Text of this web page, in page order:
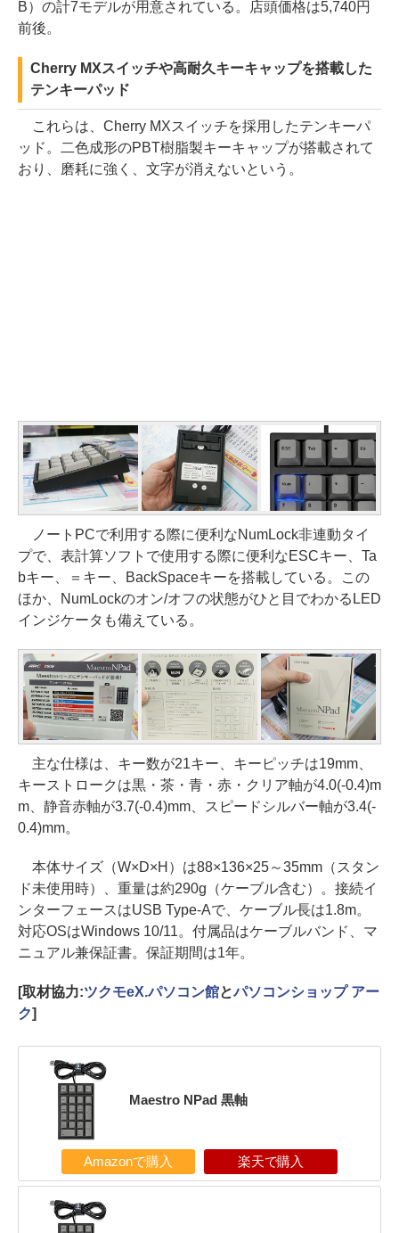
B）の計7モデルが用意されている。店頭価格は5,740円
前後。
Cherry MXスイッチや高耐久キーキャップを搭載した
テンキーパッド
これらは、Cherry MXスイッチを採用したテンキーパ
ッド。二色成形のPBT樹脂製キーキャップが搭載されて
おり、磨耗に強く、文字が消えないという。
ノートPCで利用する際に便利なNumLock非連動タイ
プで、表計算ソフトで使用する際に便利なESCキー、Ta
bキー、＝キー、BackSpaceキーを搭載している。この
ほか、NumLockのオン/オフの状態がひと目でわかるLED
インジケータも備えている。
主な仕様は、キー数が21キー、キーピッチは19mm、
キーストロークは黒・茶・青・赤・クリア軸が4.0(-0.4)m
m、静音赤軸が3.7(-0.4)mm、スピードシルバー軸が3.4(-
0.4)mm。
本体サイズ（W×D×H）は88×136×25～35mm（スタン
ド未使用時）、重量は約290g（ケーブル含む）。接続イ
ンターフェースはUSB Type-Aで、ケーブル長は1.8m。
対応OSはWindows 10/11。付属品はケーブルバンド、マ
ニュアル兼保証書。保証期間は1年。
[取材協力:ツクモeX.パソコン館とパソコンショップ アー
ク]
Maestro NPad 黒軸
Amazonで購入 楽天で購入